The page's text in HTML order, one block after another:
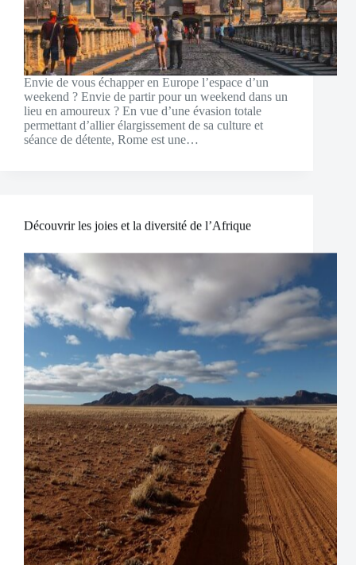
Envie de vous échapper en Europe l’espace d’un
weekend ? Envie de partir pour un weekend dans un
lieu en amoureux ? En vue d’une évasion totale
permettant d’allier élargissement de sa culture et
séance de détente, Rome est une…
Découvrir les joies et la diversité de l’Afrique